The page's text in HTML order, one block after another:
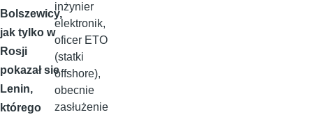
Bolszewicy,
jak tylko w
Rosji
pokazał sie
Lenin,
którego
inżynier
elektronik,
oficer ETO
(statki
offshore),
obecnie
zasłużenie